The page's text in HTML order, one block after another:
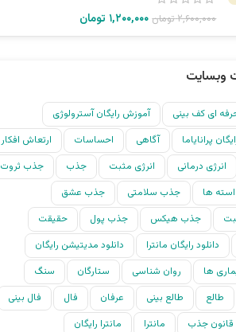
۲,۶۰۰,۰۰۰تومان ۱,۲۰۰,۰۰۰ تومان
وبسایت
ای کف بینی
آموزش رایگان آسترولوژی
پرانایاما
آگاهی احساسات
ارتعاش افکار
انرژی درمانی انرژی مثبت جذب
جذب ثروت
ها
جذب سلامتی
جذب عشق
جذب هیکس جذب پول
حقیقت
دانلود رایگان مانترا
دانلود مدیتیشن رایگان
ها
روان شناسی ستارگان
سنگ
طالع طالع بینی عرفان فال
فال بینی
قانون جذب مانترا
مانترا رایگان